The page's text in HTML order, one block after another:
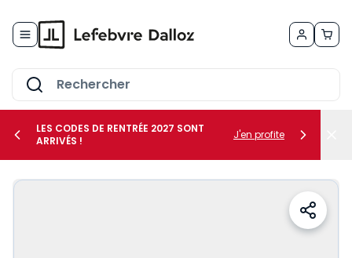
le sous-menu Vos métiers
LES CODES DE RENTRÉE 2027 SONT
ARRIVÉS !
J'en profite